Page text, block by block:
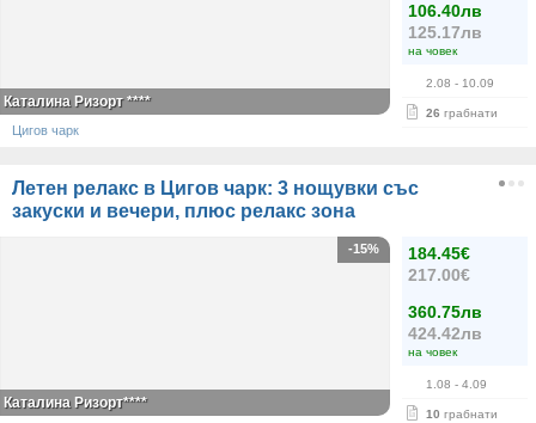
106.40лв
125.17лв
на човек
2.08 - 10.09
26 грабнати
Каталина Ризорт ****
Цигов чарк
Летен релакс в Цигов чарк: 3 нощувки със
закуски и вечери, плюс релакс зона
184.45€
217.00€
360.75лв
424.42лв
на човек
1.08 - 4.09
10 грабнати
-15%
Каталина Ризорт****